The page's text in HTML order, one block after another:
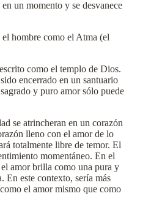
un momento y se desvanece
el hombre como el Atma (el
como el templo de Dios.
encerrado en un santuario
y puro amor sólo puede
se atrincheran en un corazón
lleno con el amor de lo
totalmente libre de temor. El
momentáneo. En el
amor brilla como una pura y
En este contexto, sería más
el amor mismo que como